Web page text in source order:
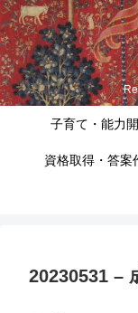
子育て・能力
資格取得・答案
20230531 –